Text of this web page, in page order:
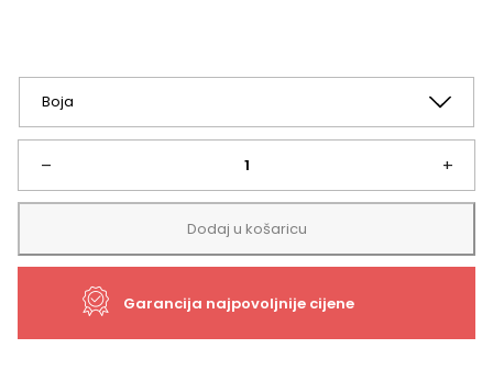
–
Uredska
ladica
Bedano
+
Dodaj u košaricu
Garancija najpovoljnije cijene